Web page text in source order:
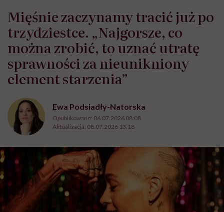
Mięśnie zaczynamy tracić już po
trzydziestce. „Najgorsze, co
można zrobić, to uznać utratę
sprawności za nieunikniony
element starzenia”
Ewa Podsiadły-Natorska
Opublikowano: 06.07.2026 08:08
Aktualizacja: 08.07.2026 13:18